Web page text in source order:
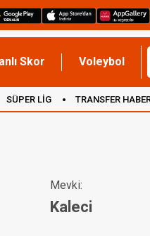
Skor Voleybol
SÜPER LİG TRANSFER
Mevki:
Kaleci